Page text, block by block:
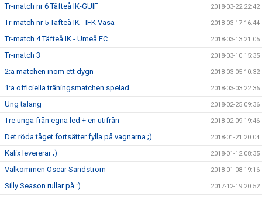
Tr-match nr 6 Täfteå IK-GUIF 2018-03-22 22:42
Tr-match nr 5 Täfteå IK - IFK Vasa 2018-03-17 16:44
Tr-match 4 Täfteå IK - Umeå FC 2018-03-13 21:05
Tr-match 3 2018-03-10 15:35
2:a matchen inom ett dygn 2018-03-05 10:32
1:a officiella träningsmatchen spelad 2018-03-03 22:36
Ung talang 2018-02-25 09:36
Tre unga från egna led + en utifrån 2018-02-09 19:46
Det röda tåget fortsätter fylla på vagnarna ;) 2018-01-21 20:04
Kalix levererar ;) 2018-01-12 08:35
Välkommen Oscar Sandström 2018-01-08 19:16
Silly Season rullar på :) 2017-12-19 20:52